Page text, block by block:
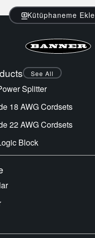
Kütüphaneme Ekle
See All
Splitter
18 AWG Cordsets
22 AWG Cordsets
Block